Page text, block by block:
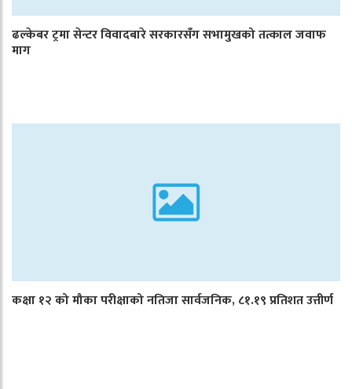
ढल्केबर ट्रमा सेन्टर विवादबारे सरकारसँग सभामुखको तत्काल जवाफ
माग
कक्षा १२ को मौका परीक्षाको नतिजा सार्वजनिक, ८१.१९ प्रतिशत उत्तीर्ण